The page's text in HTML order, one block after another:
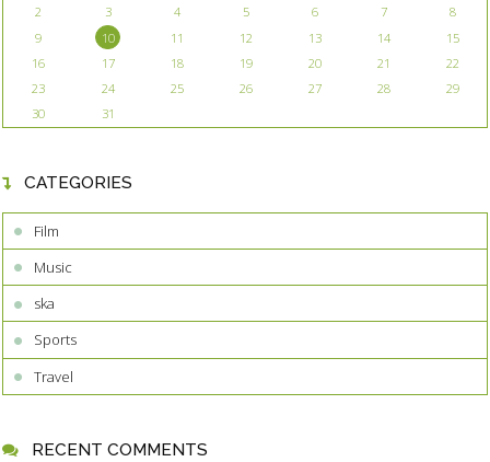
2
3 4 5 6 7
8
9
10 11 12 13 14
15
16
17 18 19 20 21
22
23
24 25 26 27 28
29
30
31
CATEGORIES
Film
Music
ska
Sports
Travel
RECENT COMMENTS